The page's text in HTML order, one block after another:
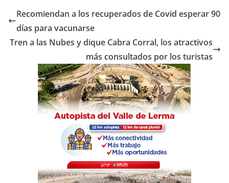
e
b
o
o
k
er s
A
p
p
p
tir
Recomiendan a los recuperados de Covid esperar 90
días para vacunarse
Tren a las Nubes y dique Cabra Corral, los atractivos
más consultados por los turistas